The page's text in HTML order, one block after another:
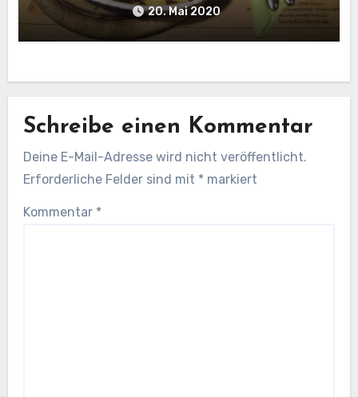
20. Mai 2020
Schreibe einen Kommentar
Deine E-Mail-Adresse wird nicht veröffentlicht.
Erforderliche Felder sind mit * markiert
Kommentar *